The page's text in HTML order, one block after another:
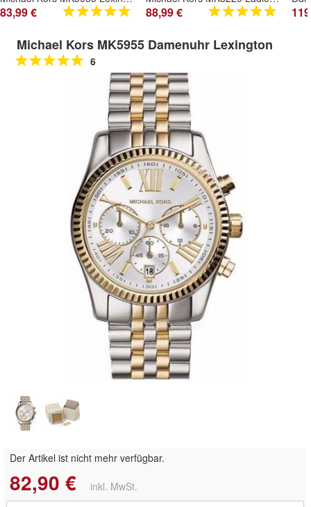
83,99 € 88,99 €
Michael Kors MK5955 Damenuhr Lexington
6
Doppelt antippen zum
vergrößern
Der Artikel ist nicht mehr verfügbar.
82,90 € inkl. MwSt.